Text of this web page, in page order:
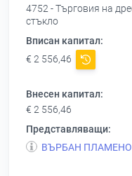
4752 - Търговия на
стъкло
Вписан капитал:
€ 2 556,46
Внесен капитал:
€ 2 556,46
Представляващи:
ВЪРБАН